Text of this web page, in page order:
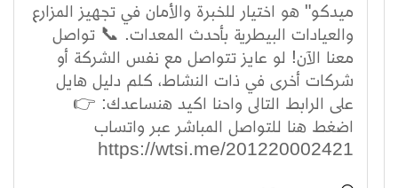
ميدكو" هو اختيار للخبرة والأمان في تجهيز المزارع
والعيادات البيطرية بأحدث المعدات. 📞 تواصل
معنا الآن! لو عايز تتواصل مع نفس الشركة أو
شركات أخرى في ذات النشاط، كلم دليل هايل
على الرابط التالى واحنا اكيد هنساعدك: 👉
اضغط هنا للتواصل المباشر عبر واتساب
https://wtsi.me/201220002421